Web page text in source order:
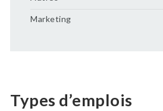
Marketing
Types d’emplois